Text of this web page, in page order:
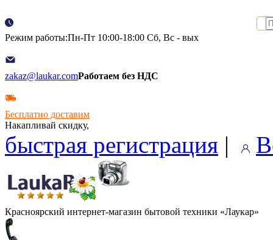
Режим работы:Пн-Пт 10:00-18:00 Сб, Вс - вых
zakaz@laukar.comРаботаем без НДС
Бесплатно доставим
Накапливай скидку,
быстрая регистрация |
Красноярский интернет-магазин бытовой техники «Лаукар»